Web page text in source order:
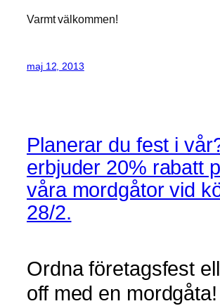
Varmt välkommen!
maj 12, 2013
Planerar du fest i
erbjuder 20% rabatt
våra mordgåtor vid
28/2.
Ordna företagsfest
off med en mordgåta!